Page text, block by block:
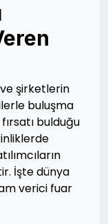
şirketlerin
buluşma
bulduğu
İşte dünya
verici fuar